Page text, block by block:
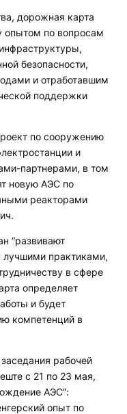
дорожная карта
опытом по вопросам
безопасности,
и отработавшим
поддержки
по сооружению
и
партнерами, в том
новую АЭС по
реакторами
“развивают
лучшими практиками,
в сфере
определяет
и будет
компетенций в
рабочей
с 21 по 23 мая,
АЭС“:
опыт по